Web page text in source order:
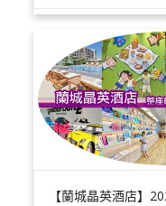
【蘭城晶英酒店】